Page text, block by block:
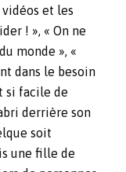
et les
! », « On ne
monde », «
dans le besoin
si facile de
derrière son
soit
une fille de